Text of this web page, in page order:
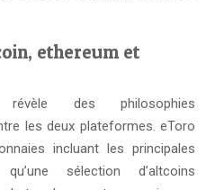
ethereum et
révèle des philosophies
les deux plateformes. eToro
incluant les principales
sélection d’altcoins